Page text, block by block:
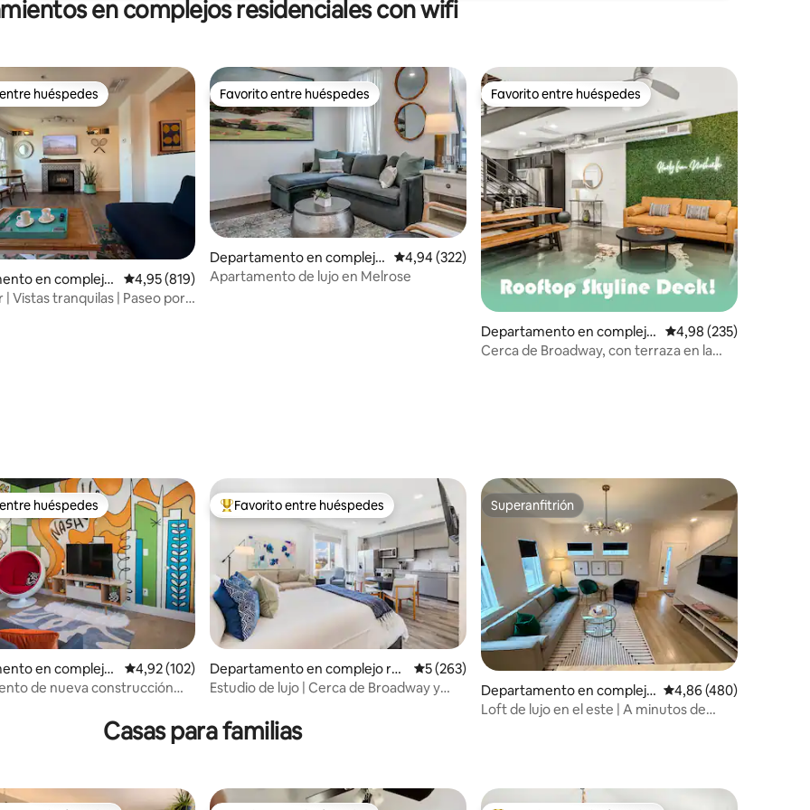
en complejos residenciales con wifi
de 5. 214 evaluaciones
huéspedes
huéspedes
en complejo
en Nashville
Calificación promedio: 4,95 de 5. 819 evaluaciones
4,95 (819)
| Vistas tranquilas | Paseo por
Favorito entre huéspedes
Favorito entre huéspedes
Departamento en complejo
residencial en Nashville
Calificación promedio: 4,94 de 5. 322 evaluaciones
4,94 (322)
Apartamento de lujo en Melrose
Favorito entre huéspedes
Favorito entre huéspedes
Departamento en complejo
residencial en Nashville
Calificación promedio:
4,98 (235)
Cerca de Broadway, con terraza en la
de 5. 161 evaluaciones
huéspedes
huéspedes
en complejo
en Nashville
Calificación promedio: 4,92 de 5. 102 evaluaciones
4,92 (102)
de nueva construcción
Favorito entre los huéspedes más destacados
Favorito entre huéspedes
Departamento en complejo res
idencial en Nashville
Calificación promedio: 5 de 5. 263 evaluaciones
5 (263)
Estudio de lujo | Cerca de Broadway y
Superanfitrión
Superanfitrión
Departamento en complejo
residencial en Nashville
Calificación promedio:
4,86 (480)
Loft de lujo en el este | A minutos de
Casas para familias